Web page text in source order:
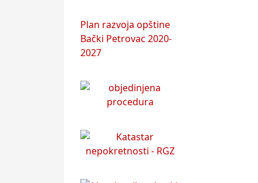
Plan razvoja opštine
Bački Petrovac 2020-
2027